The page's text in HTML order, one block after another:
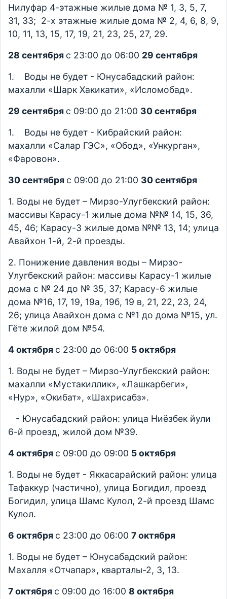
Нилуфар 4-этажные жилые дома № 1, 3, 5, 7,
31, 33; 2-х этажные жилые дома № 2, 4, 6, 8, 9,
10, 11, 13, 15, 17, 19, 21, 23, 25, 27, 29.
28 сентября с 23:00 до 06:00 29 сентября
1. Воды не будет - Юнусабадский район:
махалли «Шарк Хакикати», «Исломобад».
29 сентября с 09:00 до 21:00 30 сентября
1. Воды не будет - Кибрайский район:
махалли «Салар ГЭС», «Обод», «Ункурган»,
«Фаровон».
30 сентября с 09:00 до 21:00 30 сентября
1. Воды не будет – Мирзо-Улугбекский район:
массивы Карасу-1 жилые дома №№ 14, 15, 36,
45, 46; Карасу-3 жилые дома №№ 13, 14; улица
Авайхон 1-й, 2-й проезды.
2. Понижение давления воды – Мирзо-
Улугбекский район: массивы Карасу-1 жилые
дома с № 24 до № 35, 37; Карасу-6 жилые
дома №16, 17, 19, 19а, 19б, 19 в, 21, 22, 23, 24,
26; улица Авайхон дома с №1 до дома №15, ул.
Гёте жилой дом №54.
4 октября с 23:00 до 06:00 5 октября
1. Воды не будет – Мирзо-Улугбекский район:
махалли «Мустакиллик», «Лашкарбеги»,
«Нур», «Окибат», «Шахрисабз».
- Юнусабадский район: улица Ниёзбек йули
6-й проезд, жилой дом №39.
4 октября с 09:00 до 09:00 5 октября
1. Воды не будет - Яккасарайский район: улица
Тафаккур (частично), улица Богидил, проезд
Богидил, улица Шамс Кулол, 2-й проезд Шамс
Кулол.
6 октября с 23:00 до 06:00 7 октября
1. Воды не будет – Юнусабадский район:
Махалля «Отчапар», кварталы-2, 3, 13.
7 октября с 09:00 до 16:00 8 октября